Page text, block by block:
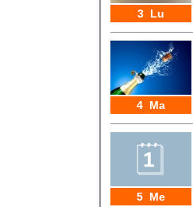
3 Lu
4 Ma
5 Me